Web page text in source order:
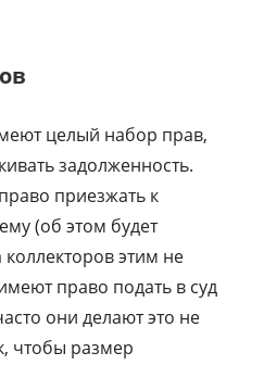
целый набор прав,
задолженность.
приезжать к
(об этом будет
этим не
право подать в суд
они делают это не
чтобы размер